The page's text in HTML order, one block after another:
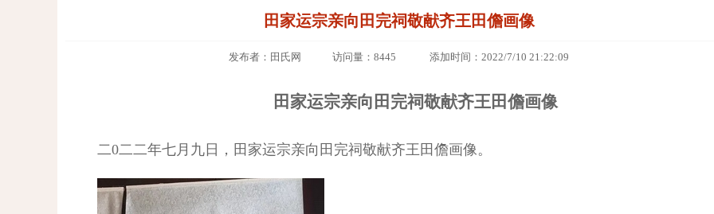
田家运宗亲向田完祠敬献齐王田儋画像
发布者：田氏网 访问量：8445 添加时间：2022/7/10 21:22:09
田家运宗亲向田完祠敬献齐王田儋画像
二0二二年七月九日，田家运宗亲向田完祠敬献齐王田儋画像。